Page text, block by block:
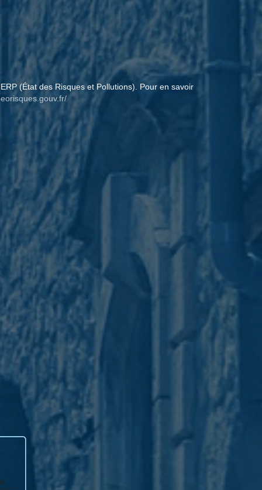
(État des Risques et Pollutions). Pour en savoir